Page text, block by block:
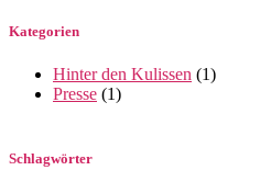
Kategorien
Hinter den Kulissen (1)
Presse (1)
Schlagwörter